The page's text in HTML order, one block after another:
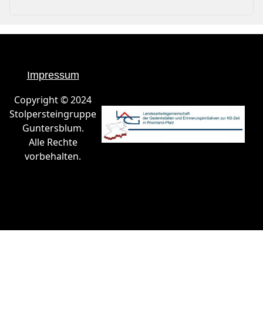
Impressum
Copyright © 2024
Stolpersteingruppe
Guntersblum.
Alle Rechte
vorbehalten.